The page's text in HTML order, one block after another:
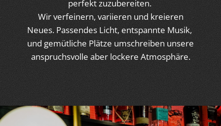
perfekt zuzubereiten.
Wir verfeinern, variieren und kreieren
Neues. Passendes Licht, entspannte Musik,
und gemütliche Plätze umschreiben unsere
anspruchsvolle aber lockere Atmosphäre.